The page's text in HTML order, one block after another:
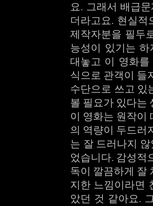
요. 그래서 배급
더라고요. 현실
제작자분을 필두
능성이 있기는
대놓고 이 영화
식으로 관객이 들
수단으로 쓰고 있
볼 필요가 있다는
이 영화는 원작이
의 역량이 두드러
는 잘 드러나지
었습니다. 감성적
독이 깔끔하게 잘
지한 느낌이라면
았던 것 같아요.